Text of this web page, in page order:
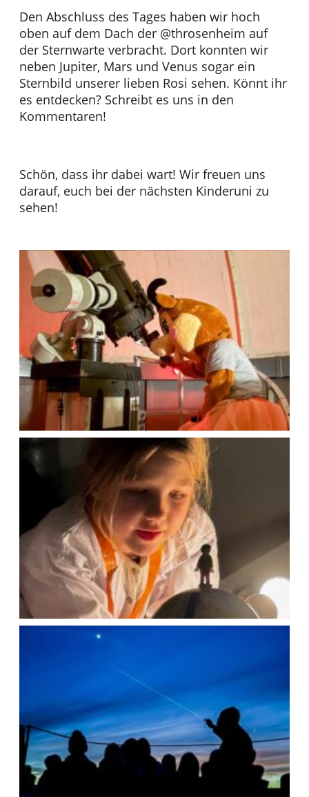
Den Abschluss des Tages haben wir hoch
oben auf dem Dach der @throsenheim auf
der Sternwarte verbracht. Dort konnten wir
neben Jupiter, Mars und Venus sogar ein
Sternbild unserer lieben Rosi sehen. Könnt ihr
es entdecken? Schreibt es uns in den
Kommentaren!
Schön, dass ihr dabei wart! Wir freuen uns
darauf, euch bei der nächsten Kinderuni zu
sehen!